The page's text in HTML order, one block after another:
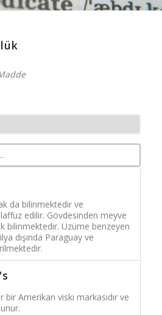
da bilinmektedir ve
edilir. Gövdesinden meyve
bilinmektedir. Üzüme benzeyen
dışında Paraguay ve
Amerikan viski markasıdır ve